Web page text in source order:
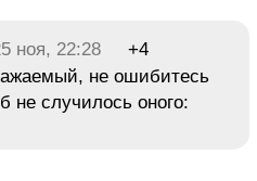
ноя, 22:28
+4
не ошибитесь
не случилось оного: